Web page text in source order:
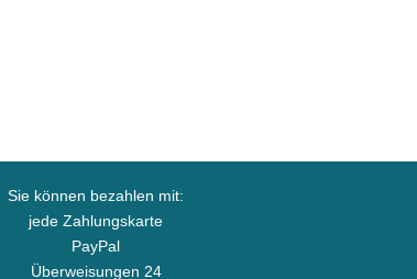
Sie können bezahlen mit:
jede Zahlungskarte
PayPal
Überweisungen 24